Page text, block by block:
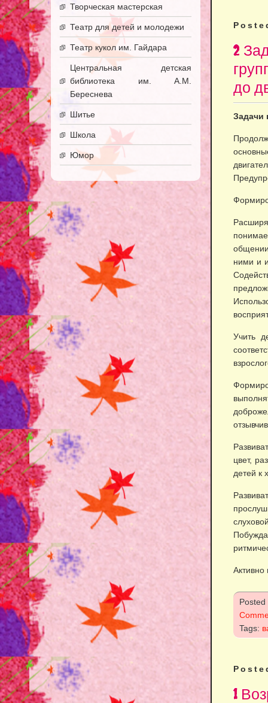
2
до
Задачи
ними и
Учить
цвет,
детей к
Активно
Tags:
1
Творческая мастерская
Театр для детей и молодежи
Театр кукол им. Гайдара
Центральная детская
библиотека им. А.М.
Береснева
Шитье
Школа
Юмор